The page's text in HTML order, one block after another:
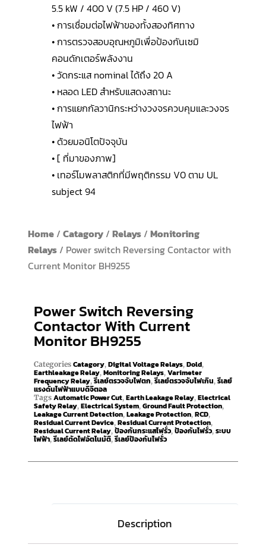
5.5 kW / 400 V (7.5 HP / 460 V)
• การเชื่อมต่อไฟฟ้าของทั้งสองทิศทาง
• การตรวจสอบอุณหภูมิเพื่อป้องกันเซมิ
คอนดักเตอร์พลังงาน
• วัดกระแส nominal ได้ถึง 20 A
• หลอด LED สำหรับแสดงสถานะ
• การแยกกัลวานิกระหว่างวงจรควบคุมและวงจร
ไฟฟ้า
• ด้วยมอนิโตปัจจุบัน
• [ ที่มาของภาพ]
• เทอร์โมพลาสติกที่มีพฤติกรรม V0 ตาม UL
subject 94
Home/ Catagory/ Relays/ Monitoring
Relays/ Power switch Reversing Contactor with
Current Monitor BH9255
Power Switch Reversing
Contactor With Current
Monitor BH9255
Categories Catagory, Digital Voltage Relays, Dold,
Earthleakage Relay, Monitoring Relays, Varimeter
Frequency Relay,รีเลย์ตรวจจับไฟตก,รีเลย์ตรวจจับไฟเกิน,รีเลย์
แรงดันไฟฟ้าแบบดิจิตอล
Tags Automatic Power Cut, Earth Leakage Relay, Electrical
Safety Relay, Electrical System, Ground Fault Protection,
Leakage Current Detection, Leakage Protection, RCD,
Residual Current Device, Residual Current Protection,
Residual Current Relay, ป้องกันกระแสไฟรั่ว, ป้องกันไฟรั่ว, ระบบ
ไฟฟ้า,รีเลย์ตัดไฟอัตโนมัติ,รีเลย์ป้องกันไฟรั่ว
Description